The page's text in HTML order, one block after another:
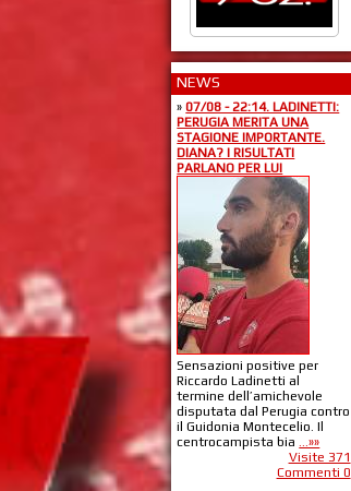
NEWS
»07/08 - 22:14. LADINETTI:
PERUGIA MERITA UNA
STAGIONE IMPORTANTE.
DIANA? I RISULTATI
PARLANO PER LUI
Sensazioni positive per
Riccardo Ladinetti al
termine dell’amichevole
disputata dal Perugia contro
il Guidonia Montecelio. Il
centrocampista bia
...»»
Visite 371
Commenti 0